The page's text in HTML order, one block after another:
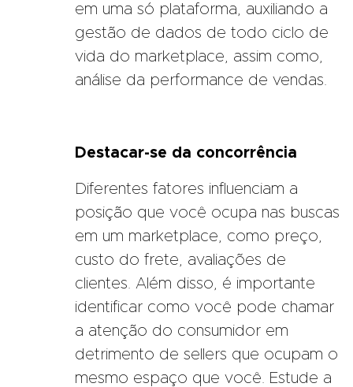
em uma só plataforma, auxiliando a
gestão de dados de todo ciclo de
vida do marketplace, assim como,
análise da performance de vendas.
Destacar-se da concorrência
Diferentes fatores influenciam a
posição que você ocupa nas buscas
em um marketplace, como preço,
custo do frete, avaliações de
clientes. Além disso, é importante
identificar como você pode chamar
a atenção do consumidor em
detrimento de sellers que ocupam o
mesmo espaço que você. Estude a